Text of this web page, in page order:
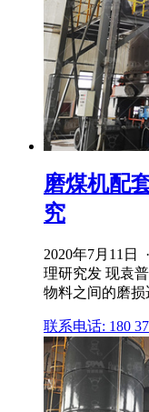
磨煤机配
究
2020年7月11日
理研究发 现袁
物料之间的磨
联系电话: 180